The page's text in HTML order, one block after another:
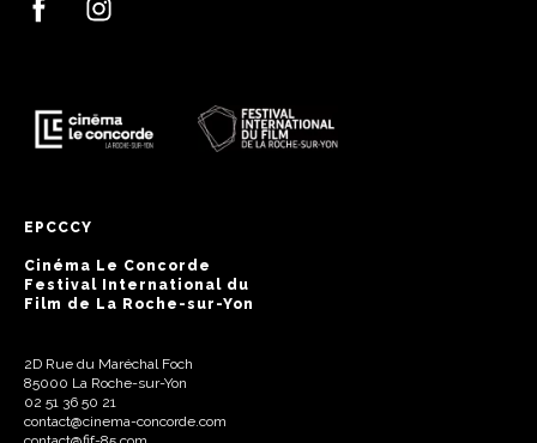
EPCCCY
Cinéma Le Concorde
Festival International du
Film de La Roche-sur-Yon
2D Rue du Maréchal Foch
85000 La Roche-sur-Yon
02 51 36 50 21
contact@cinema-concorde.com